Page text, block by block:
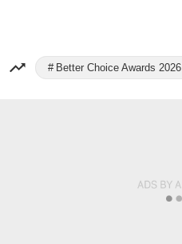
Better Choice Awards 2026